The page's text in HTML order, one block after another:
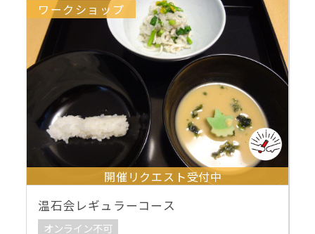
ワークショップ
開催リクエスト受付中
温石会レギュラーコース
オンライン不可